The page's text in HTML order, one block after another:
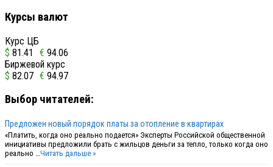
Курсы валют
Курс ЦБ
$ 81.41 € 94.06
Биржевой курс
$ 82.07 € 94.97
Выбор читателей:
Предложен новый порядок платы за отопление в квартирах
«Платить, когда оно реально подается» Эксперты Российской общественной
инициативы предложили брать с жильцов деньги за тепло, только когда оно
реально …Читать дальше »